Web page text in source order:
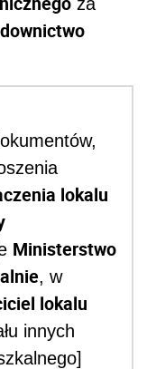
lokalu
Ministerstwo
, w
lokalu
innych